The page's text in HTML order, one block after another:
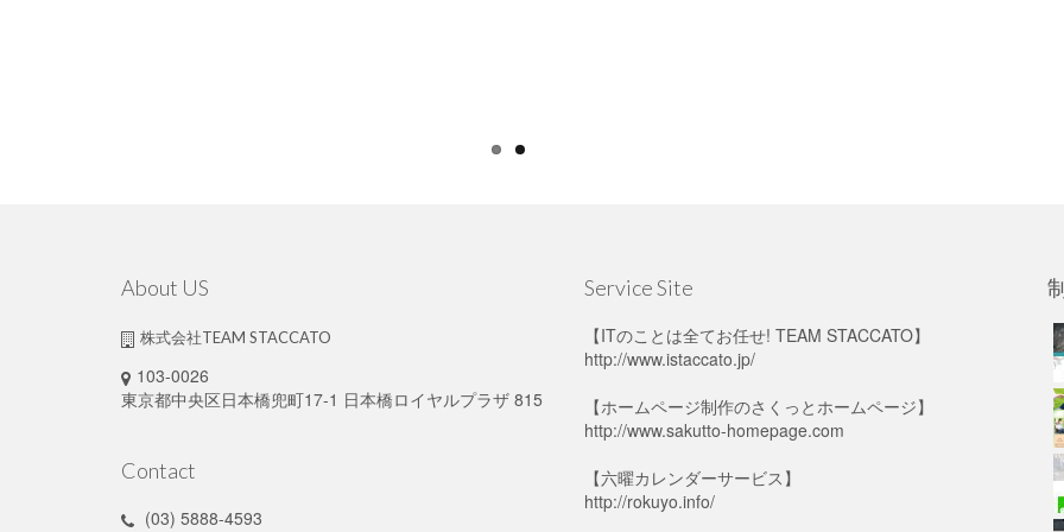
About US
株式会社TEAM STACCATO
103-0026
東京都中央区日本橋兜町17-1 日本橋ロイヤルプラザ 815
Contact
(03) 5888-4593
Service Site
【ITのことは全てお任せ! TEAM STACCATO】
http://www.istaccato.jp/
【ホームページ制作のさくっとホームページ】
http://www.sakutto-homepage.com
【六曜カレンダーサービス】
http://rokuyo.info/